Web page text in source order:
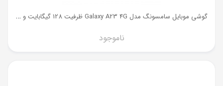
گ
وشی موبایل سامسونگ مدل Galaxy A23 4G ظرفیت 128 گیگابایت و رم 4 گیگ
ناموجود